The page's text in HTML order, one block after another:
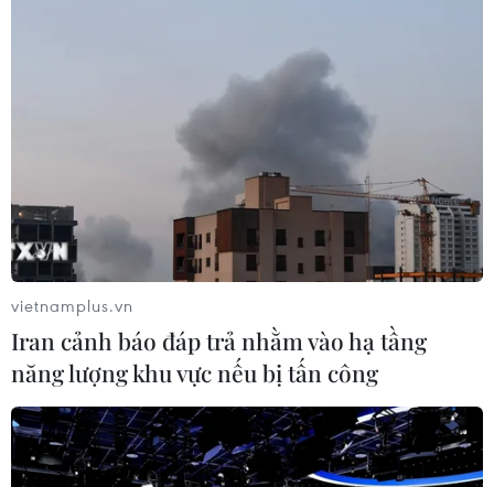
#bị bỏ quên trên xe #thời tiết nắng nóng
#sốc nhiệt
#cảm biến
Nhật Bản
Theo dõi VietnamPlus
TIN LIÊN QUAN
vietnamplus.vn
Iran cảnh báo đáp trả nhằm vào hạ tầng
năng lượng khu vực nếu bị tấn công